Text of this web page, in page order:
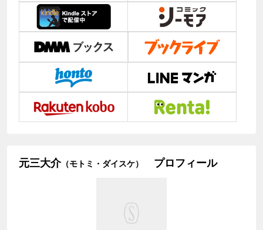
元三大介（モトミ・ダイスケ） プロフィール